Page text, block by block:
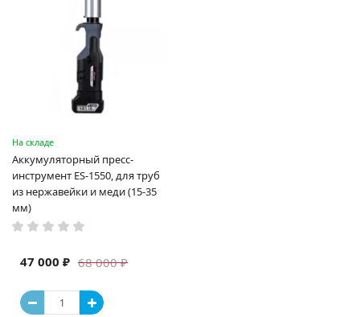
На складе
Аккумуляторный пресс-
инструмент ES-1550, для труб
из нержавейки и меди (15-35
мм)
68 000 ₽
47 000 ₽